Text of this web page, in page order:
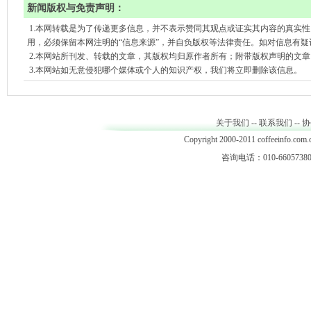
新闻版权与免责声明：
1.本网转载是为了传递更多信息，并不表示赞同其观点或证实其内容的真实
用，必须保留本网注明的“信息来源”，并自负版权等法律责任。如对信息有
2.本网站所刊发、转载的文章，其版权均归原作者所有；附带版权声明的文
3.本网站如无意侵犯哪个媒体或个人的知识产权，我们将立即删除该信息。
关于我们 -- 联系我们 --
Copyright 2000-2011
咨询电话：010-